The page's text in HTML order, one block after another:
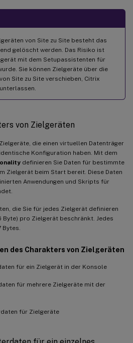
von Site zu Site besteht das
gelöscht werden. Das Risiko ist
mit dem Setupassistenten für
Sie können Zielgeräte über die
Site zu Site verschieben, Citrix
von Zielgeräten
die einen virtuellen Datenträger
Konfiguration haben. Mit dem
definieren Sie Daten für bestimmte
Zielgerät beim Start bereit. Diese Daten
Anwendungen und Skripts für
die Sie für jedes Zielgerät definieren
Byte) pro Zielgerät beschränkt. Jedes
des Charakters von Zielgeräten
für ein Zielgerät in der Konsole
für mehrere Zielgeräte mit der
für Zielgeräte